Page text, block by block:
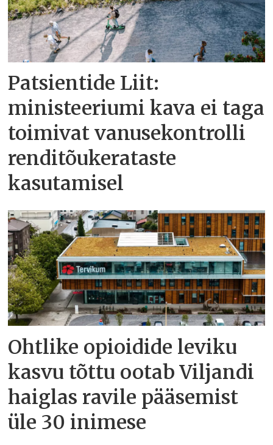
Patsientide Liit:
ministeeriumi kava ei taga
toimivat vanusekontrolli
renditõukerataste
kasutamisel
Ohtlike opioidide leviku
kasvu tõttu ootab Viljandi
haiglas ravile pääsemist
üle 30 inimese